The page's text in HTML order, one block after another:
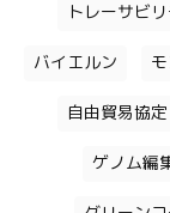
トレーサビリ
バイエルン
自由貿易協定
ゲノム編